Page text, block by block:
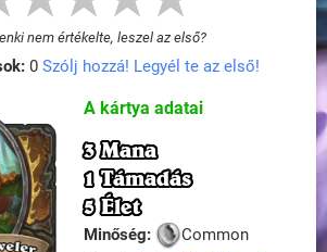
nem értékelte, leszel az első?
0 Szólj hozzá! Legyél te az első!
A kártya adatai
3 Mana
1 Támadás
5 Élet
Minőség:
Common